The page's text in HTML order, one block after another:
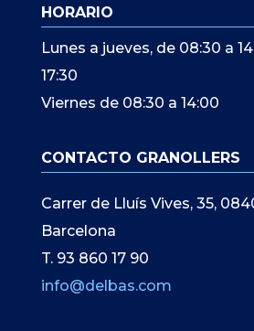
HORARIO
Lunes a jueves, de 08:30 a
17:30
Viernes de 08:30 a 14:00
CONTACTO GRANOLLERS
Carrer de Lluís Vives, 35,
Barcelona
T. 93 860 17 90
info@delbas.com